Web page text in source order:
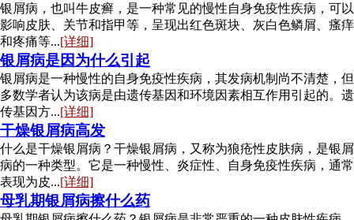
银屑病，也叫牛皮癣，是一种常见的慢性自身免疫性疾病，可以
影响皮肤、关节和指甲等，呈现出红色斑块、灰白色鳞屑、瘙痒
和疼痛等...[详细]
银屑病是因为什么引起
银屑病是一种慢性的自身免疫性疾病，其发病机制尚不清楚，但
多数学者认为该病是由遗传基因和环境因素相互作用引起的。遗
传基因方...[详细]
干燥银屑病高发
什么是干燥银屑病？干燥银屑病，又称为狼疮性皮肤病，是银屑
病的一种类型。它是一种慢性、炎症性、自身免疫性疾病，通常
表现为皮...[详细]
母乳期银屑病擦什么药